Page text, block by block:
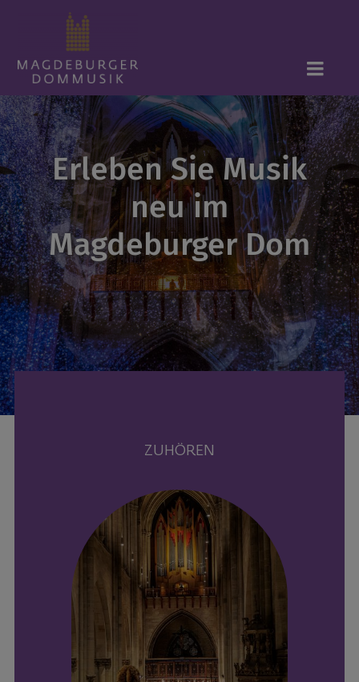
Home
Chormusik
Orgelmusik
Dombläser
Veranstaltungen
Erleben Sie Musik
neu im
Magdeburger Dom
ZUHÖREN